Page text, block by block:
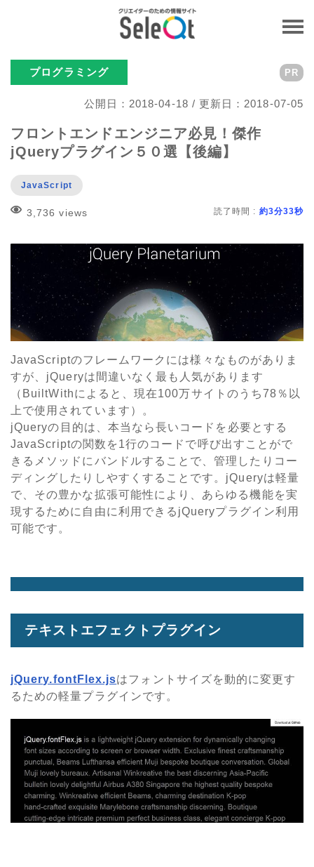
プログラミング
公開日：2018-04-18 / 更新日：2018-07-05
PR
フロントエンドエンジニア必見！傑作
jQueryプラグイン５０選【後編】
JavaScript
3,736 views 読了時間 : 約3分33秒
JavaScriptのフレームワークには様々なものがありま
すが、jQueryは間違いなく最も人気があります
（BuiltWithによると、現在100万サイトのうち78％以
上で使用されています）。
jQueryの目的は、本当なら長いコードを必要とする
JavaScriptの関数を1行のコードで呼び出すことがで
きるメソッドにバンドルすることで、管理したりコー
ディングしたりしやすくすることです。jQueryは軽量
で、その豊かな拡張可能性により、あらゆる機能を実
現するために自由に利用できるjQueryプラグイン利用
可能です。
テキストエフェクトプラグイン
jQuery.fontFlex.jsはフォントサイズを動的に変更す
るための軽量プラグインです。